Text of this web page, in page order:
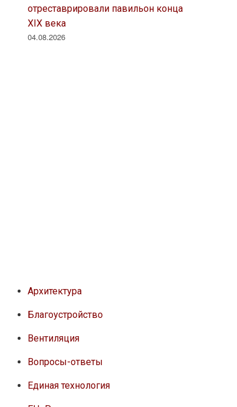
отреставрировали павильон конца
XIX века
04.08.2026
Архитектура
Благоустройство
Вентиляция
Вопросы-ответы
Единая технология